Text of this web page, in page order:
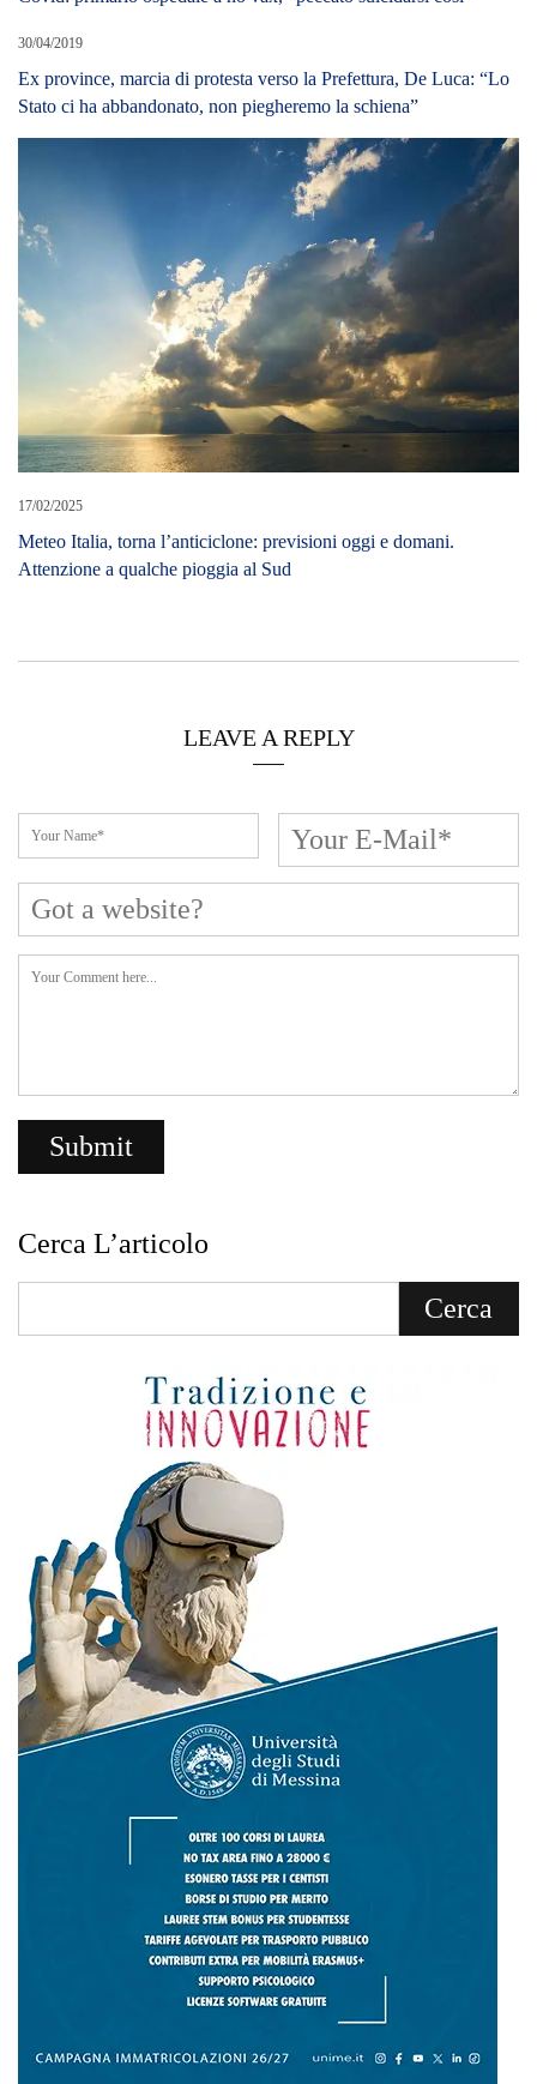
30/04/2019
Ex province, marcia di protesta verso la Prefettura, De Luca: “Lo
Stato ci ha abbandonato, non piegheremo la schiena”
17/02/2025
Meteo Italia, torna l’anticiclone: previsioni oggi e domani.
Attenzione a qualche pioggia al Sud
LEAVE A REPLY
Cerca L’articolo